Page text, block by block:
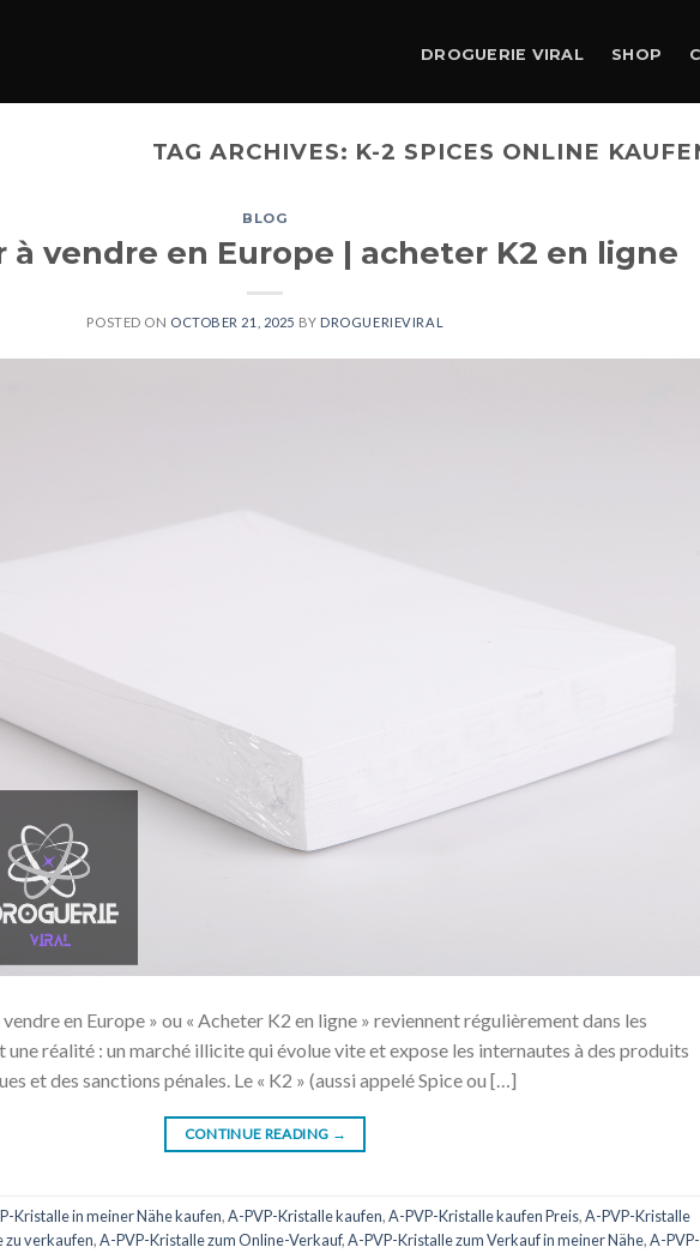
DROGUERIE VIRAL SHOP
TAG ARCHIVES: K-2 SPICES ONLINE
BLOG
à vendre en Europe | acheter K2 en ligne
POSTED ON OCTOBER 21, 2025 BY DROGUERIEVIRAL
en Europe » ou « Acheter K2 en ligne » reviennent régulièrement dans les
une réalité : un marché illicite qui évolue vite et expose les internautes à des produits
et des sanctions pénales. Le « K2 » (aussi appelé Spice ou […]
CONTINUE READING →
Kristalle in meiner Nähe kaufen,A-PVP-Kristalle kaufen,A-PVP-Kristalle kaufen Preis,A-PVP-Kristalle
zu verkaufen,A-PVP-Kristalle zum Online-Verkauf,A-PVP-Kristalle zum Verkauf in meiner Nähe,A-PVP-